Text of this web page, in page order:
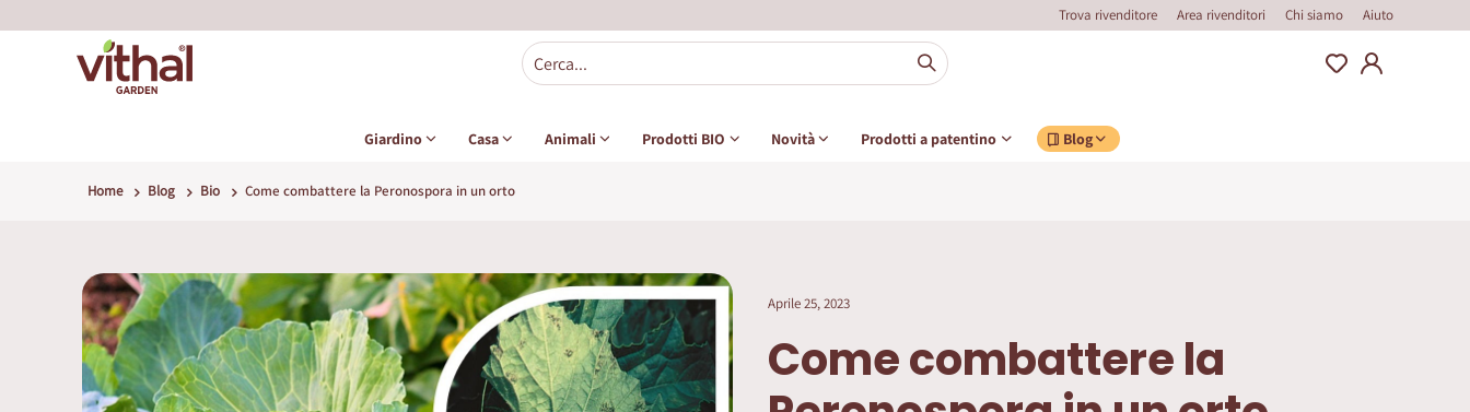
Trova rivenditore Area rivenditori Chi siamo Aiuto
Giardino Casa Animali Prodotti BIO Novità Prodotti a patentino Blog
Home Blog Bio Come combattere la Peronospora in un orto
Aprile 25, 2023
Come combattere la